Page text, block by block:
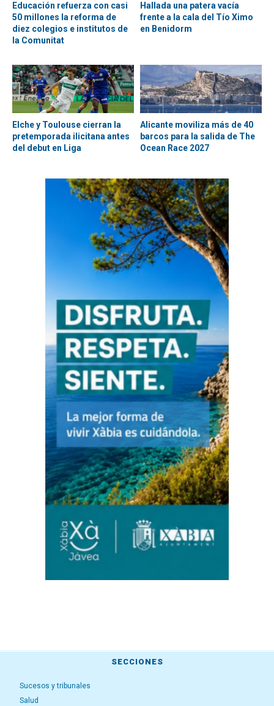
Educación refuerza con casi
50 millones la reforma de
diez colegios e institutos de
la Comunitat
Hallada una patera vacía
frente a la cala del Tío Ximo
en Benidorm
Elche y Toulouse cierran la
pretemporada ilicitana antes
del debut en Liga
Alicante moviliza más de 40
barcos para la salida de The
Ocean Race 2027
SECCIONES
Sucesos y tribunales
Salud